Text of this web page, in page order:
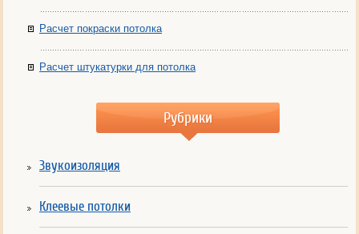
Расчет покраски потолка
Расчет штукатурки для потолка
Рубрики
Звукоизоляция
Клеевые потолки